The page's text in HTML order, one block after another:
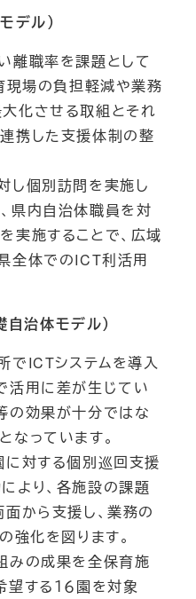
デル）
離職率を課題として
現場の負担軽減や業務
化させる取組とそれ
携した支援体制の整
し個別訪問を実施し
県内自治体職員を対
実施することで、広域
全体でのICT利活用
自治体モデル）
でICTシステムを導入
活用に差が生じてい
の効果が十分ではな
なっています。
対する個別巡回支援
より、各施設の課題
から支援し、業務の
化を図ります。
みの成果を全保育施
する１６園を対象